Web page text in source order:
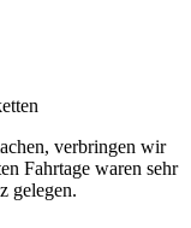
verbringen wir
Fahrtage waren sehr
gelegen.